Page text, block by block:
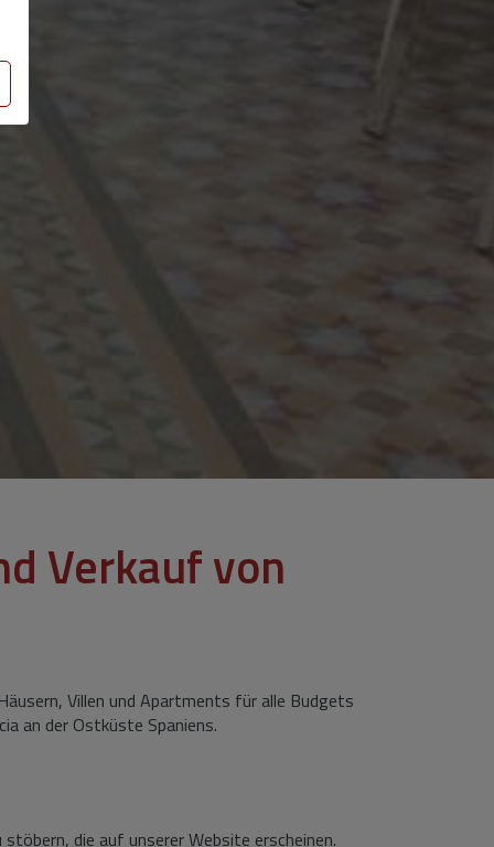
Verkauf von
Villen und Apartments für alle Budgets
an der Ostküste Spaniens.
die auf unserer Website erscheinen.